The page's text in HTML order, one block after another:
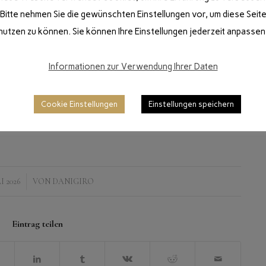
2026 VON DANIGIRO
Eintrag teilen
Bitte nehmen Sie die gewünschten Einstellungen vor, um diese Seite
zu können. Sie können Ihre Einstellungen jederzeit
Informationen zur Verwendung Ihrer Daten
Cookie Einstellungen Einstellungen speichern